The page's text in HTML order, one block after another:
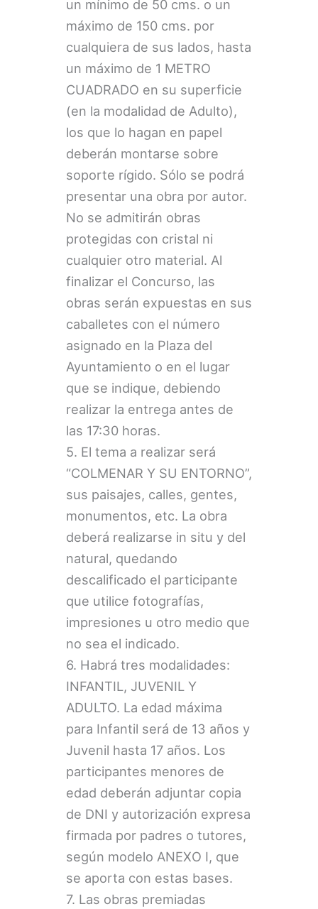
un mínimo de 50 cms. o un
máximo de 150 cms. por
cualquiera de sus lados, hasta
un máximo de 1 METRO
CUADRADO en su superficie
(en la modalidad de Adulto),
los que lo hagan en papel
deberán montarse sobre
soporte rígido. Sólo se podrá
presentar una obra por autor.
No se admitirán obras
protegidas con cristal ni
cualquier otro material. Al
finalizar el Concurso, las
obras serán expuestas en sus
caballetes con el número
asignado en la Plaza del
Ayuntamiento o en el lugar
que se indique, debiendo
realizar la entrega antes de
las 17:30 horas.
5. El tema a realizar será
“COLMENAR Y SU ENTORNO”,
sus paisajes, calles, gentes,
monumentos, etc. La obra
deberá realizarse in situ y del
natural, quedando
descalificado el participante
que utilice fotografías,
impresiones u otro medio que
no sea el indicado.
6. Habrá tres modalidades:
INFANTIL, JUVENIL Y
ADULTO. La edad máxima
para Infantil será de 13 años y
Juvenil hasta 17 años. Los
participantes menores de
edad deberán adjuntar copia
de DNI y autorización expresa
firmada por padres o tutores,
según modelo ANEXO I, que
se aporta con estas bases.
7. Las obras premiadas